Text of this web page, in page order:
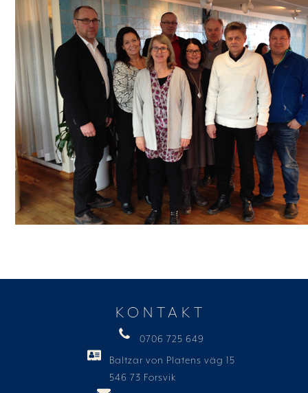
KONTAKT
0706 725 649
Baltzar von Platens väg 15
546 73 Forsvik